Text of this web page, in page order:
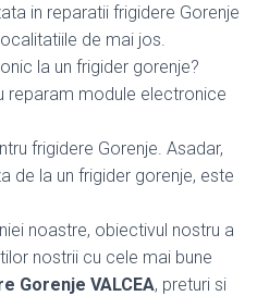
in reparatii frigidere Gorenje
de mai jos.
la un frigider gorenje?
reparam module electronice
frigidere Gorenje. Asadar,
de la un frigider gorenje, este
noastre, obiectivul nostru a
nostrii cu cele mai bune
Gorenje VALCEA, preturi si